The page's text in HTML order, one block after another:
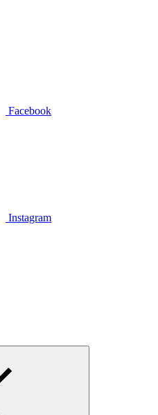
Facebook
Instagram